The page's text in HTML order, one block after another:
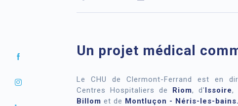
Un projet médical
Le CHU de Clermont-Ferrand est en
Centres Hospitaliers de Riom, d'Issoire,
Billom et de Montluçon - Néris-les-bains.